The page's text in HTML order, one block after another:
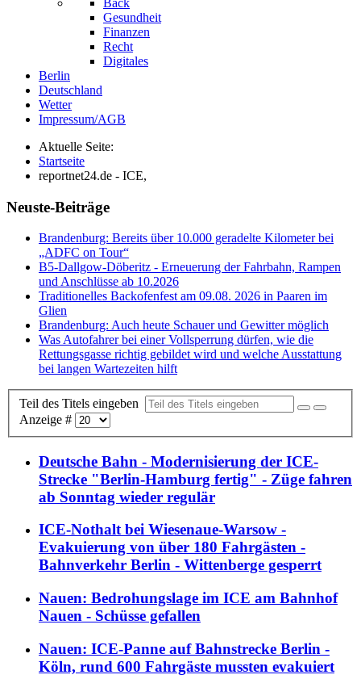
Back
Gesundheit
Finanzen
Recht
Digitales
Berlin
Deutschland
Wetter
Impressum/AGB
Aktuelle Seite:
Startseite
reportnet24.de - ICE,
Neuste-Beiträge
Brandenburg: Bereits über 10.000 geradelte Kilometer bei
„ADFC on Tour“
B5-Dallgow-Döberitz - Erneuerung der Fahrbahn, Rampen
und Anschlüsse ab 10.2026
Traditionelles Backofenfest am 09.08. 2026 in Paaren im
Glien
Brandenburg: Auch heute Schauer und Gewitter möglich
Was Autofahrer bei einer Vollsperrung dürfen, wie die
Rettungsgasse richtig gebildet wird und welche Ausstattung
bei langen Wartezeiten hilft
Teil des Titels eingeben
Anzeige #
Deutsche Bahn - Modernisierung der ICE-
Strecke "Berlin-Hamburg fertig" - Züge fahren
ab Sonntag wieder regulär
ICE-Nothalt bei Wiesenaue-Warsow -
Evakuierung von über 180 Fahrgästen -
Bahnverkehr Berlin - Wittenberge gesperrt
Nauen: Bedrohungslage im ICE am Bahnhof
Nauen - Schüsse gefallen
Nauen: ICE-Panne auf Bahnstrecke Berlin -
Köln, rund 600 Fahrgäste mussten evakuiert